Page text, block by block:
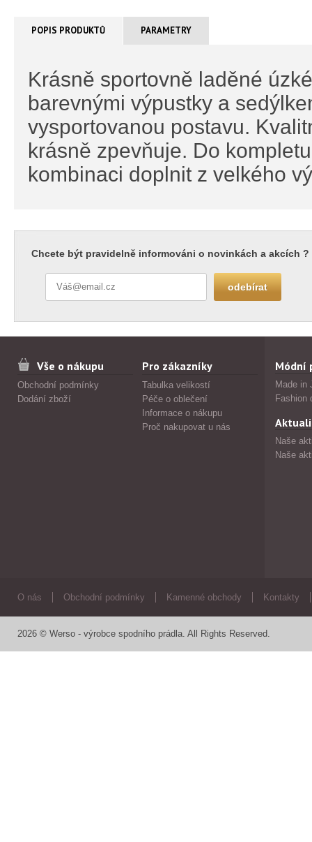
POPIS PRODUKTŮ PARAMETRY
Krásně sportovně laděné
barevnými výpustky a
vysportovanou postavu.
krásně zpevňuje. Do
kombinaci doplnit z velkého
Chcete být pravidelně informováni o novinkách a akcích ?
Vše o nákupu
Obchodní podmínky
Dodání zboží
Pro zákazníky
Tabulka velikostí
Péče o oblečení
Informace o nákupu
Proč nakupovat u nás
Módní
Made in
Fashion
Naše
Naše
O nás Obchodní podmínky Kamenné obchody Kontakty
2026 © Werso - výrobce spodního prádla. All Rights Reserved.